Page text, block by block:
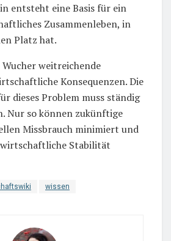
entsteht eine Basis für ein
Zusammenleben, in
Platz hat.
weitreichende
Konsequenzen. Die
dieses Problem muss ständig
Nur so können zukünftige
Missbrauch minimiert und
Stabilität
wissen